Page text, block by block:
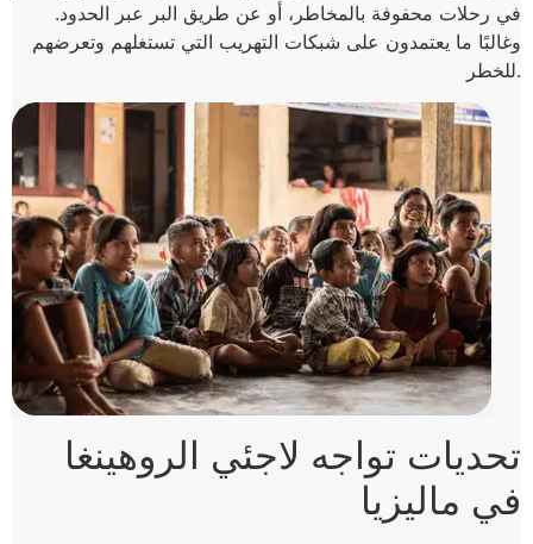
في رحلات محفوفة بالمخاطر، أو عن طريق البر عبر الحدود.
وغالبًا ما يعتمدون على شبكات التهريب التي تستغلهم وتعرضهم
للخطر.
تحديات تواجه لاجئي الروهينغا
في ماليزيا